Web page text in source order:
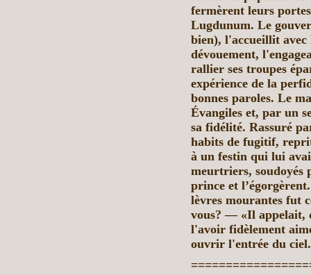
fermèrent leurs
Lugdunum. Le
bien), l'accueillit avec
dévouement,
rallier ses troupes
expérience de la
bonnes paroles. Le
Évangiles et, par un
sa fidélité. Rassuré
habits de fugitif,
à un festin qui lui
meurtriers, soudoyés
prince et
lèvres mourantes fut
vous? — «Il appelait,
l'avoir fidèlement
ouvrir l'entrée du